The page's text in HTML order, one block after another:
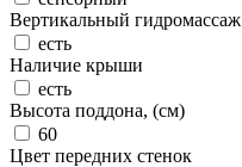
Вертикальный гидромассаж
есть
Наличие крыши
есть
Высота поддона, (см)
60
Цвет передних стенок